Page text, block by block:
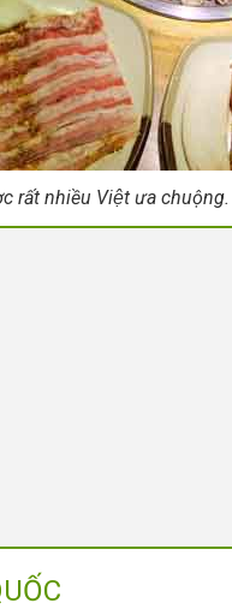
rất nhiều Việt ưa